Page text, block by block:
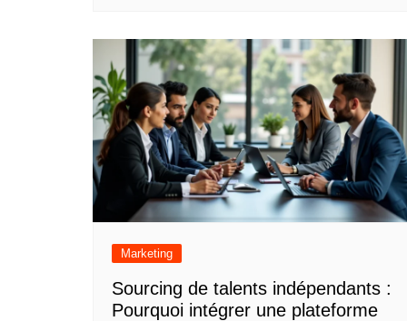
Marketing
Sourcing de talents indépendants :
Pourquoi intégrer une plateforme